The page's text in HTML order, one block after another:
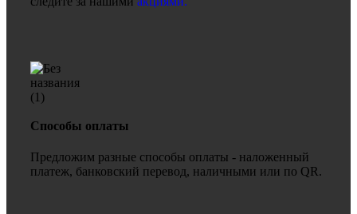
Способы оплаты
Предложим разные способы оплаты - наложенный
платеж, банковский перевод, наличными или по QR.